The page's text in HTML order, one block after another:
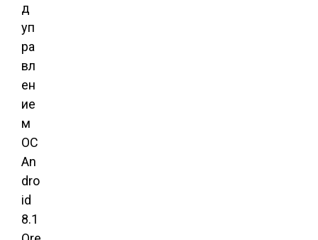
д
уп
ра
вл
ен
ие
м
ОС
An
dro
id
8.1